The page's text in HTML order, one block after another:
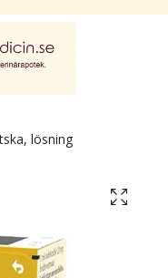
lösning